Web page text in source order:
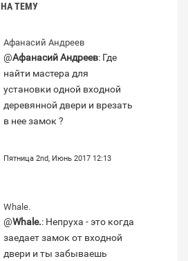
НА ТЕМУ
Афанасий Андреев
@Афанасий Андреев: Где
найти мастера для
установки одной входной
деревянной двери и врезать
в нее замок ?
Пятница 2nd, Июнь 2017 12:13
Whale.
@Whale.: Непруха - это когда
заедает замок от входной
двери и ты забываешь